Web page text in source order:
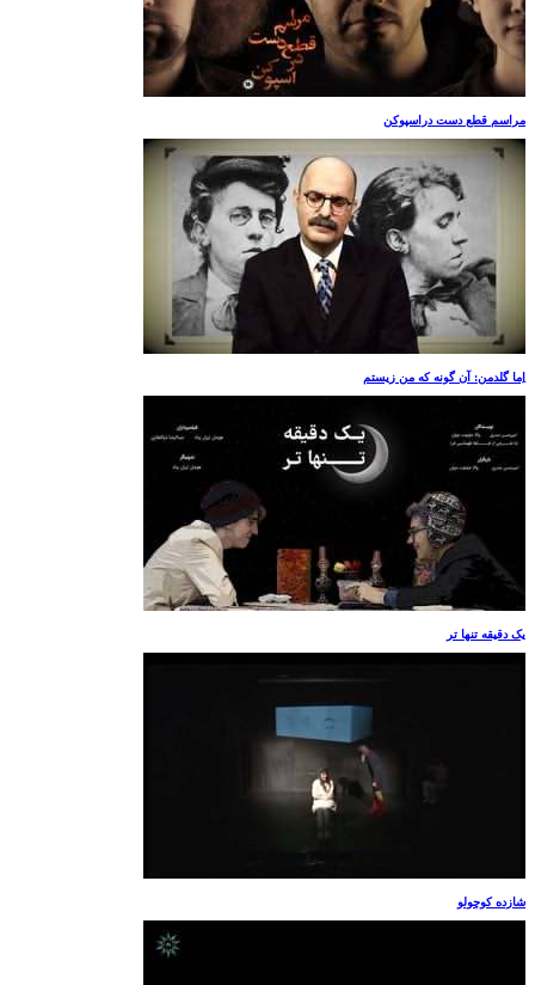
مراسم قطع دست دراسپوکن
اِما گلدمن: آن گونه که من زیستم
یک دقیقه تنها تر
شازده کوچولو